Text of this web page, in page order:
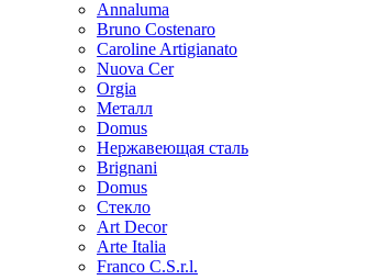
Annaluma
Bruno Costenaro
Caroline Artigianato
Nuova Cer
Orgia
Металл
Domus
Нержавеющая сталь
Brignani
Domus
Стекло
Art Decor
Arte Italia
Franco C.S.r.l.